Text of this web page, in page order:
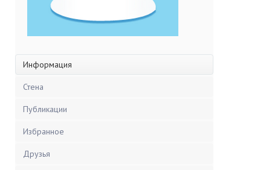
Информация
Стена
Публикации
Избранное
Друзья